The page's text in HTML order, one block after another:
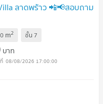
ลาดพร้าว 📲📢สอบถาม
m2 ชั้น 7
บาท
08/08/2026 17:00:00